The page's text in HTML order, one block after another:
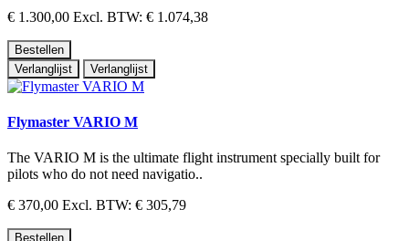
€ 1.300,00 Excl. BTW: € 1.074,38
Bestellen
Verlanglijst
Verlanglijst
Flymaster VARIO M
The VARIO M is the ultimate flight instrument specially built fo r
pilots who do not need navigatio..
€ 370,00 Excl. BTW: € 305,79
Bestellen